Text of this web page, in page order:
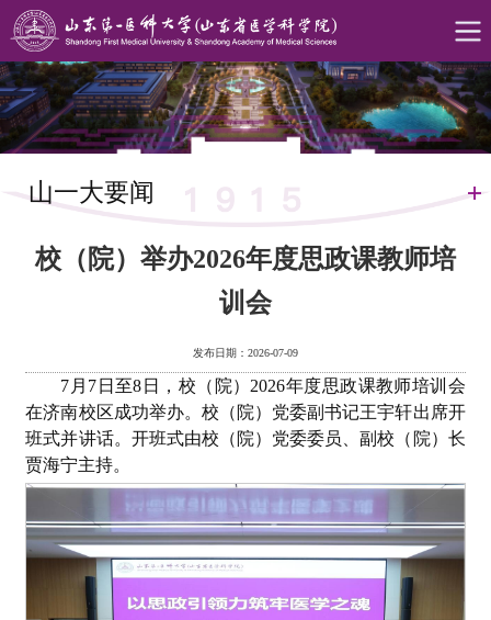
山一大要闻
校（院）举办2026年度思政课教师培
训会
发布日期：2026-07-09
7月7日至8日，校（院）2026年度思政课教师培训会
在济南校区成功举办。校（院）党委副书记王宇轩出席开
班式并讲话。开班式由校（院）党委委员、副校（院）长
贾海宁主持。